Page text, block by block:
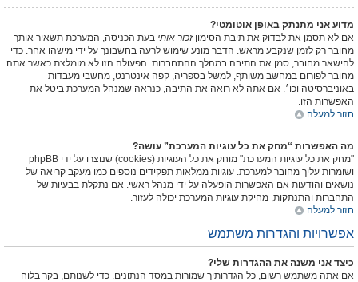
מדוע אני מתנתק באופן אוטומטי?
אם לא תסמן את לבדוק את תיבת הסימוןזכור אותי בעת הכניסה, המערכת תשאיר אותך
מחובר רק לזמן שנקבע מראש. הדבר מונע שימוש לרעה בחשבונך על ידי מישהו אחר. כדי
להישאר מחובר, סמן את התיבה במהלך ההתחברות. הפעולה הזו לא מומלצת כאשר אתה
מחובר לפורום במחשב משותף, למשל בספריה, קפה אינטרנט, מחשבי מעבדות
באוניברסיטה וכו׳. אם אתה לא רואה את התיבה, כנראה שמנהל המערכת ביטל את
האפשרות הזו.
חזור למעלה
מה האפשרות “מחק את כל עוגיות המערכת” עושה?
"מחק את כל עוגיות המערכת" מוחק את כל העוגיות (cookies) שנוצרו על ידי phpBB
ושומרות עליך מחובר למערכת. עוגיות ממלאות תפקידים נוספים כמו מעקב קריאה של
נושאים והודעות אם האפשרות הופעלה על ידי מנהל ראשי. אם נתקלת בבעיות של
התחברות והתנתקות, מחיקת עוגיות המערכת יכולה לעזור.
חזור למעלה
אפשרויות והגדרות משתמש
כיצד אני משנה את ההגדרות שלי?
אם אתה משתמש רשום, כל הגדרותיך שמורות במסד הנתונים. כדי לשנותם, בקר בלוח